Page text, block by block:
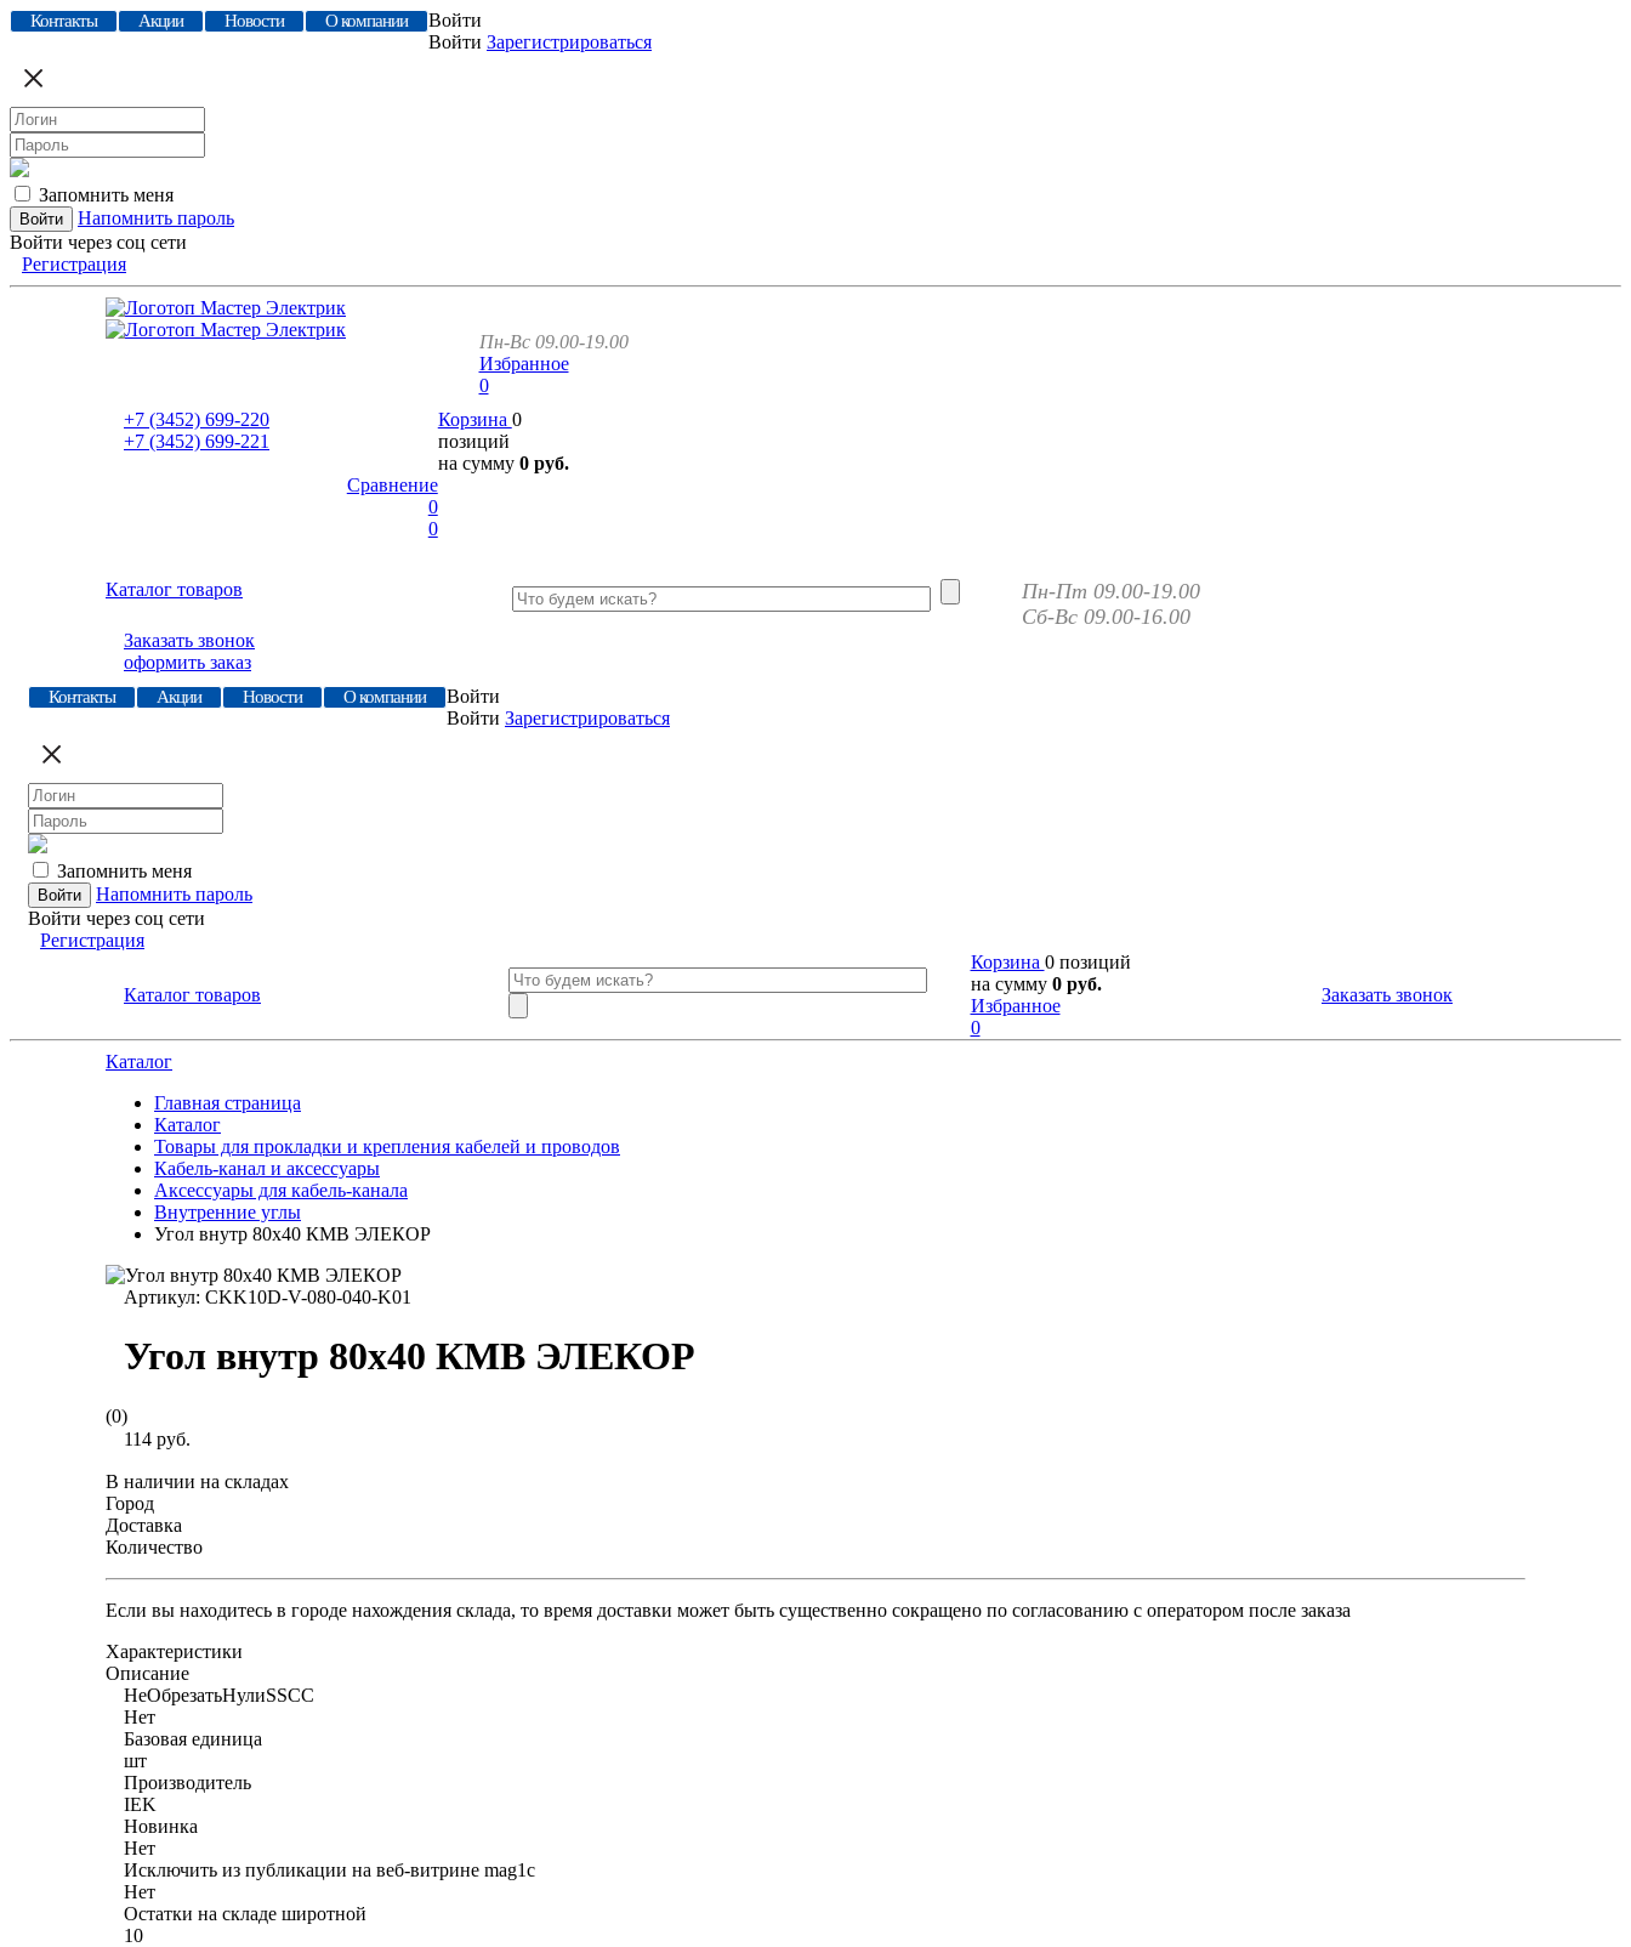
Контакты Акции Новости О компании
Войти
Войти Зарегистрироваться
Запомнить меня
Напомнить пароль
Войти через соц сети
Регистрация
Пн-Вс 09.00-19.00
Избранное
0
+7 (3452) 699-220
+7 (3452) 699-221
Корзина 0
позиций
на сумму 0 руб.
Сравнение
0
0
Каталог товаров
Пн-Пт 09.00-19.00
Сб-Вс 09.00-16.00
Заказать звонок
оформить заказ
Контакты Акции Новости О компании
Войти
Войти Зарегистрироваться
Запомнить меня
Напомнить пароль
Войти через соц сети
Регистрация
Каталог товаров
Корзина 0 позиций
на сумму 0 руб.
Избранное
0
Заказать звонок
Каталог
Главная страница
Каталог
Товары для прокладки и крепления кабелей и проводов
Кабель-канал и аксессуары
Аксессуары для кабель-канала
Внутренние углы
Угол внутр 80х40 КМВ ЭЛЕКОР
Артикул: CKK10D-V-080-040-K01
Угол внутр 80х40 КМВ ЭЛЕКОР
(0)
114 руб.
В наличии на складах
Город
Доставка
Количество
Если вы находитесь в городе нахождения склада, то время доставки может быть существенно сокращено по согласованию с оператором после заказа
Характеристики
Описание
НеОбрезатьНулиSSCC
Нет
Базовая единица
шт
Производитель
IEK
Новинка
Нет
Исключить из публикации на веб-витрине mag1c
Нет
Остатки на складе широтной
10